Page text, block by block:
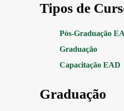
Tipos de
Pós-Graduação
Graduação
Capacitação EAD
Graduação